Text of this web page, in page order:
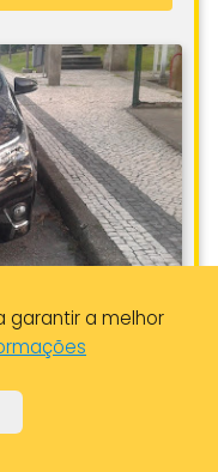
4,2
nuestro destino
garantir a melhor